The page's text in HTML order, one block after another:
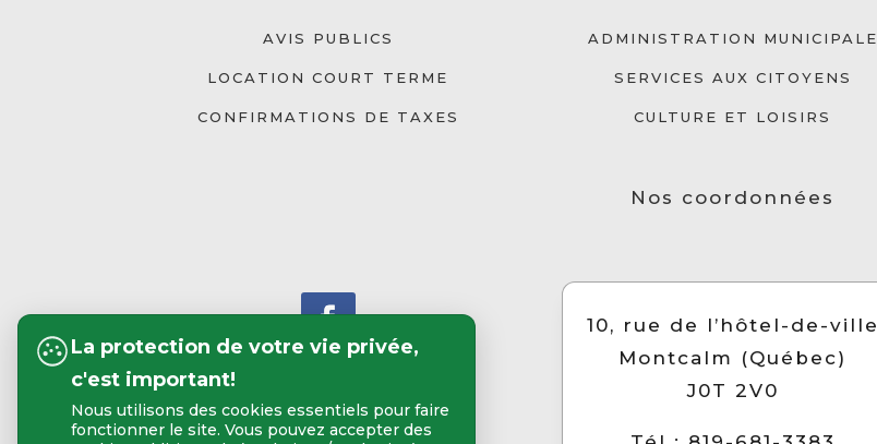
AVIS PUBLICS
LOCATION COURT TERME
CONFIRMATIONS DE TAXES
ADMINISTRATION MUNICIPALE
SERVICES AUX CITOYENS
CULTURE ET LOISIRS
Nos coordonnées
10, rue de l’hôtel-de-ville
Montcalm (Québec)
J0T 2V0
La protection de votre vie privée,
c'est important!
Nous utilisons des cookies essentiels pour faire
fonctionner le site. Vous pouvez accepter des